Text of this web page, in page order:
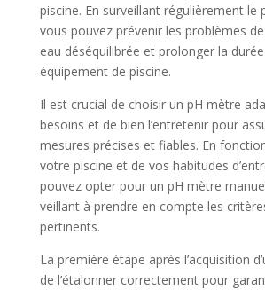
piscine. En surveillant régulièrement le
vous pouvez prévenir les problèmes
eau déséquilibrée et prolonger la
équipement de piscine.
Il est crucial de choisir un pH mètre
besoins et de bien l’entretenir pour
mesures précises et fiables. En
votre piscine et de vos habitudes
pouvez opter pour un pH mètre
veillant à prendre en compte les
pertinents.
La première étape après l’acquisition
de l’étalonner correctement pour